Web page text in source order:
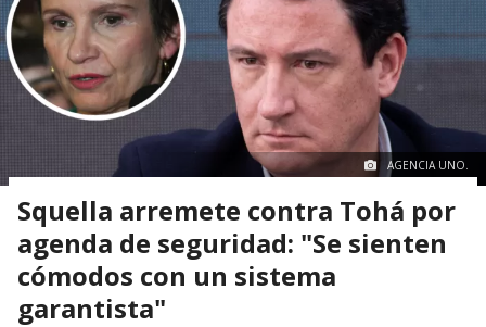
AGENCIA UNO.
Squella arremete contra Tohá por
agenda de seguridad: "Se sienten
cómodos con un sistema
garantista"